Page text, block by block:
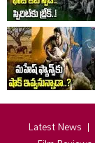
Latest News